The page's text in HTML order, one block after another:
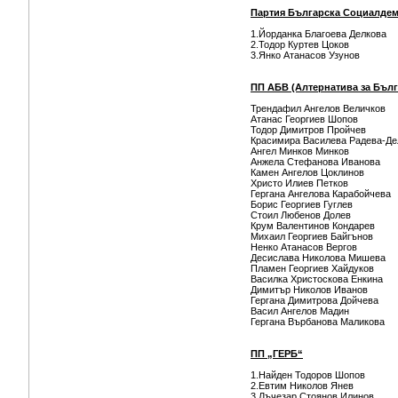
Партия Българска
1.Йорданка Благоева Делкова
2.Тодор Куртев Цоков
3.Янко Атанасов Узунов
ПП АБВ (Алтернатива за
Трендафил Ангелов Величков
Атанас Георгиев Шопов
Тодор Димитров Пройчев
Красимира Василева Радева-
Ангел Минков Минков
Анжела Стефанова Иванова
Камен Ангелов Цоклинов
Христо Илиев Петков
Гергана Ангелова Карабойчева
Борис Георгиев Гуглев
Стоил Любенов Долев
Крум Валентинов Кондарев
Михаил Георгиев Байгънов
Ненко Атанасов Вергов
Десислава Николова Мишева
Пламен Георгиев Хайдуков
Василка Христоскова Енкина
Димитър Николов Иванов
Гергана Димитрова Дойчева
Васил Ангелов Мадин
Гергана Върбанова Маликова
ПП „ГЕРБ“
1.Найден Тодоров Шопов
2.Евтим Николов Янев